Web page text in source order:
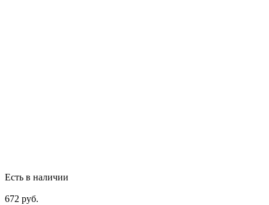
Есть в наличии
672 руб.